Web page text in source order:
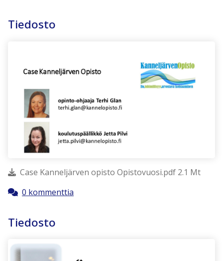
Tiedosto
Case Kanneljärven opisto Opistovuosi.pdf 2.1 Mt
0 kommenttia
Tiedosto